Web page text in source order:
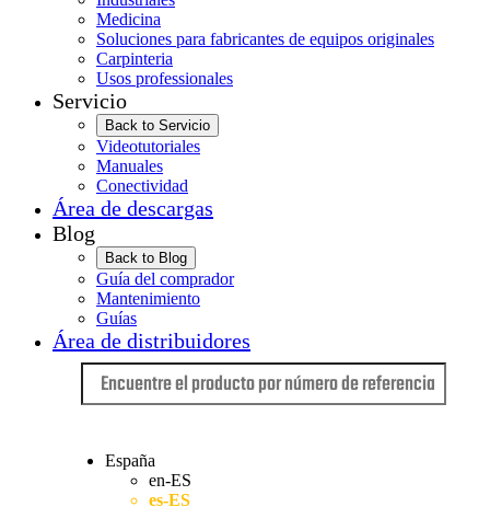
Medicina
Soluciones para fabricantes de equipos originales
Carpinteria
Usos professionales
Servicio
Back to Servicio
Videotutoriales
Manuales
Conectividad
Área de descargas
Blog
Back to Blog
Guía del comprador
Mantenimiento
Guías
Área de distribuidores
España
en-ES
es-ES